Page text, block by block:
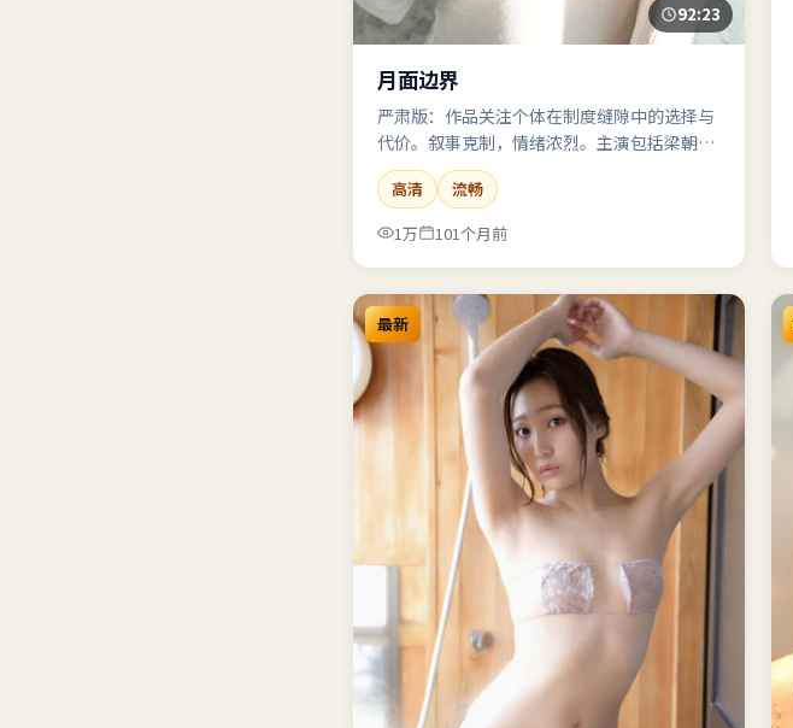
92:23
月面边界
严肃版：作品关注个体在制度缝隙中的选择与
代价。叙事克制，情绪浓烈。主演包括梁朝
伟、黄渤、周迅。
高清
流畅
1万
101个月前
最新